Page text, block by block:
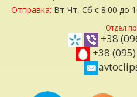
Отправка: Вт-Чт, Сб с 8:00 до
Отдел
+38
+38